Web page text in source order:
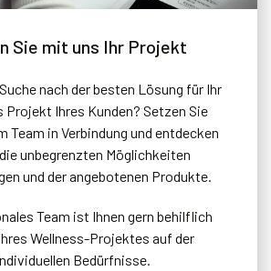
Sie mit uns Ihr Projekt
nach der besten Lösung für Ihr
Projekt Ihres Kunden? Setzen Sie
Team in Verbindung und entdecken
unbegrenzten Möglichkeiten
und der angebotenen Produkte.
Team ist Ihnen gern behilflich
Wellness-Projektes auf der
Bedürfnisse.